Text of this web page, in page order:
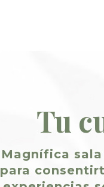
Tu
Magnífica
para